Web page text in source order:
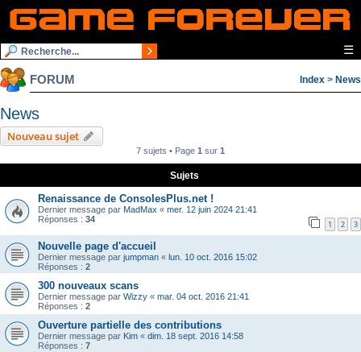
☰
FORUM Index > News
News
Nouveau sujet
7 sujets • Page 1 sur 1
Sujets
Renaissance de ConsolesPlus.net !
Dernier message par MadMax « mer. 12 juin 2024 21:41
Réponses : 34 1 2 3
Nouvelle page d'accueil
Dernier message par jumpman « lun. 10 oct. 2016 15:02
Réponses : 2
300 nouveaux scans
Dernier message par Wizzy « mar. 04 oct. 2016 21:41
Réponses : 2
Ouverture partielle des contributions
Dernier message par Kim « dim. 18 sept. 2016 14:58
Réponses : 7